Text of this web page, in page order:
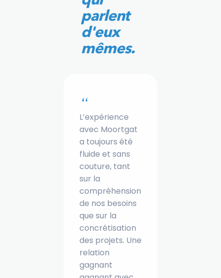
parlent
d'eux
mêmes.
“
L’expérience
avec Moortgat
a toujours été
fluide et sans
couture, tant
sur la
compréhension
de nos besoins
que sur la
concrétisation
des projets. Une
relation
gagnant